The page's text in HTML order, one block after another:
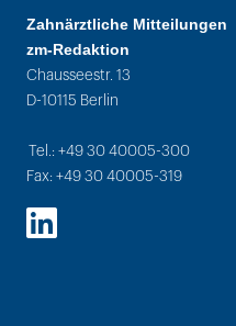
Zahnärztliche Mitteilungen
zm-Redaktion
Chausseestr. 13
D-10115 Berlin
Tel.: +49 30 40005-300
Fax: +49 30 40005-319
LinkedIn